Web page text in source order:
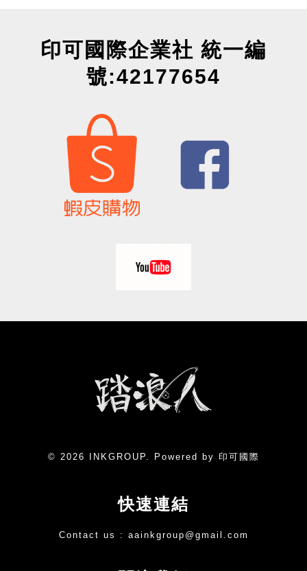
印可國際企業社 統一編
號:42177654
© 2026 INKGROUP. Powered by 印可國際
快速連結
Contact us : aainkgroup@gmail.com